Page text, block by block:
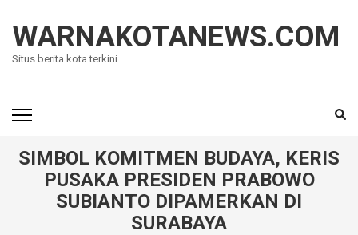
konten
(Tekan
WARNAKOTANEWS.COM
Situs berita kota terkini
SIMBOL KOMITMEN BUDAYA, KERIS
PUSAKA PRESIDEN PRABOWO
SUBIANTO DIPAMERKAN DI
SURABAYA